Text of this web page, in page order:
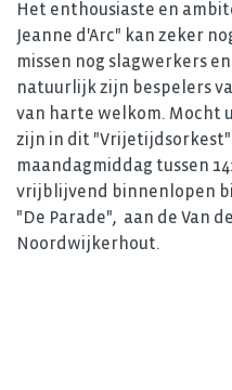
Het enthousiaste en
Jeanne d'Arc" kan zeker
missen nog slagwerkers
natuurlijk zijn bespelers
van harte welkom. Mocht
zijn in dit "Vrijetijdsorkest"
maandagmiddag tussen
vrijblijvend binnenlopen
"De Parade", aan de Van
Noordwijkerhout.